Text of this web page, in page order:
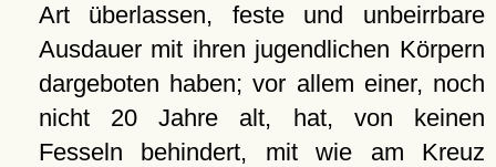
Art überlassen, feste und unbeirrbare
Ausdauer mit ihren jugendlichen Körpern
dargeboten haben; vor allem einer, noch
nicht 20 Jahre alt, hat, von keinen
Fesseln behindert, mit wie am Kreuz